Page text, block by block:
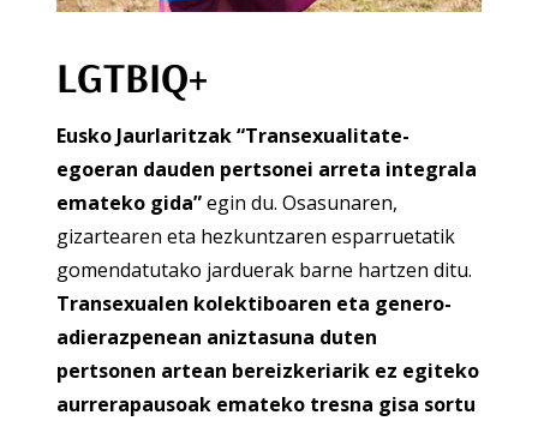
LGTBIQ+
Eusko Jaurlaritzak“Transexualitate-
egoeran dauden pertsonei arreta integrala
emateko gida”egin du. Osasunaren,
gizartearen eta hezkuntzaren esparruetatik
gomendatutako jarduerak barne hartzen ditu.
Transexualen kolektiboaren eta genero-
adierazpenean aniztasuna duten
pertsonen artean bereizkeriarik ez egiteko
aurrerapausoak emateko tresna gisa sortu